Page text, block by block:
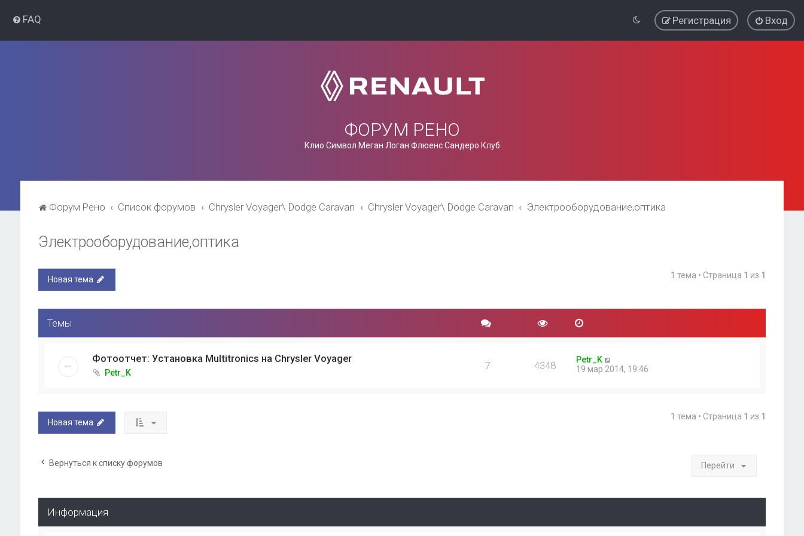
FAQ Вход
Регистрация
ФОРУМ РЕНО
Клио Символ Меган Логан Флюенс Сандеро Клуб
Форум Рено Список форумов Chrysler Voyager\ Dodge Caravan Chrysler Voyager\ Dodge Caravan Электрооборудование,оптика
Электрооборудование,оптика
Новая тема 1 тема • Страница 1 из 1
Темы
Фотоотчет: Установка Multitronics на Chrysler Voyager
Petr_K
7 4348
Petr_K
19 мар 2014, 19:46
Новая тема
1 тема • Страница 1 из 1
Вернуться к списку форумов Перейти
Информация